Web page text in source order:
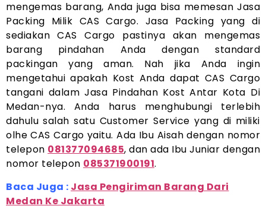
mengemas barang, Anda juga bisa memesan Jasa
Packing Milik CAS Cargo. Jasa Packing yang di
sediakan CAS Cargo pastinya akan mengemas
barang pindahan Anda dengan standard
packingan yang aman. Nah jika Anda ingin
mengetahui apakah Kost Anda dapat CAS Cargo
tangani dalam Jasa Pindahan Kost Antar Kota Di
Medan-nya. Anda harus menghubungi terlebih
dahulu salah satu Customer Service yang di miliki
olhe CAS Cargo yaitu. Ada Ibu Aisah dengan nomor
telepon 081377094685, dan ada Ibu Juniar dengan
nomor telepon 085371900191.
Baca Juga : Jasa Pengiriman Barang Dari
Medan Ke Jakarta